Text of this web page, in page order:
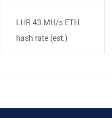
LHR 43 MH/s ETH
hash rate (est.)